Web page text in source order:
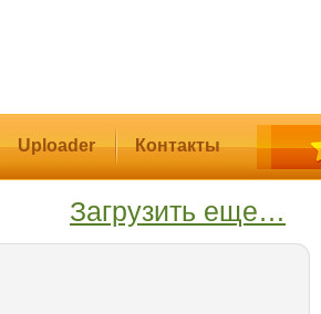
Uploader Контакты
Загрузить еще…